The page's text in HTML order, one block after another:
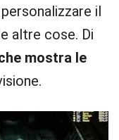
il
altre cose. Di
mostra le